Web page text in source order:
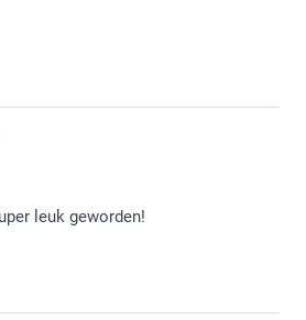
review. Heel fijn dat je blij bent met
leuk geworden!